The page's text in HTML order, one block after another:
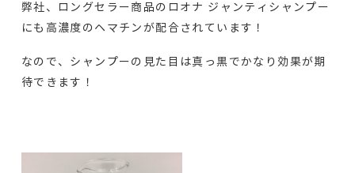
弊社、ロングセラー商品のロオナ ジャンティシャンプー
にも高濃度のヘマチンが配合されています！
なので、シャンプーの見た目は真っ黒でかなり効果が期
待できます！